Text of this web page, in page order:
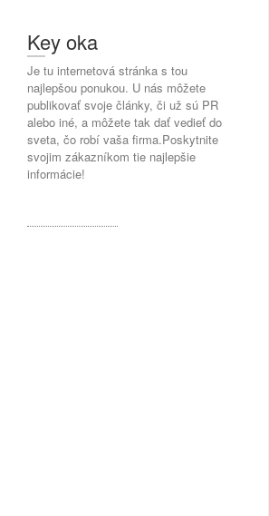
Key oka
Je tu internetová stránka s tou
najlepšou ponukou. U nás môžete
publikovať svoje články, či už sú PR
alebo iné, a môžete tak dať vedieť do
sveta, čo robí vaša firma.Poskytnite
svojim zákazníkom tie najlepšie
informácie!